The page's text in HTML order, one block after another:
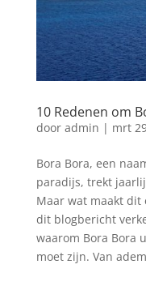
10 Redenen om
door admin | mrt
Bora Bora, een
paradijs, trekt
Maar wat maakt dit
dit blogbericht
waarom Bora Bora
moet zijn. Van